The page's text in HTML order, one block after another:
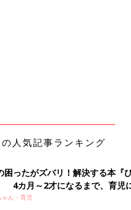
ると、痛風発作や尿路結石の原
が高くなりすぎると、尿酸が血
たものが体内に沈着します。こ
人気記事ランキング
困ったがズバリ！解決する本『
4カ月～2才になるまで、育児
い！
ゃん・育児